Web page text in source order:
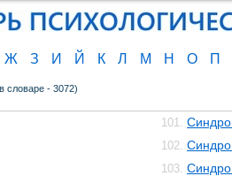
Ж З И Й К Л М Н О
П
словаре - 3072)
101.
102.
103.